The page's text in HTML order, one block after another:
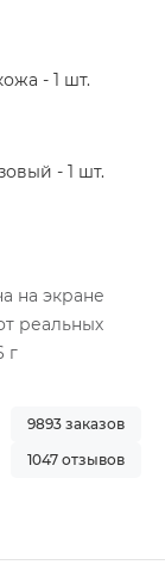
- 1 шт.
- 1 шт.
на экране
реальных
г
9893 заказов
1047 отзывов